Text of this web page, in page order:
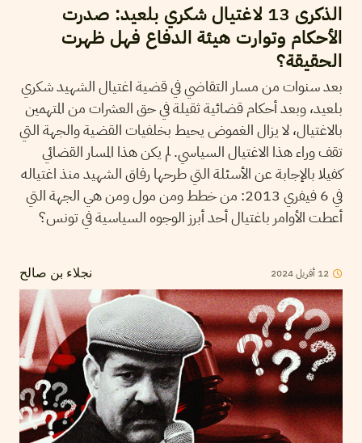
الذكرى 13 لاغتيال شكري بلعيد: صدرت
الأحكام وتوارت هيئة الدفاع فهل ظهرت
الحقيقة؟
بعد سنوات من مسار التقاضي في قضية اغتيال الشهيد شكري
بلعيد، وبعد أحكام قضائية ثقيلة في حق العشرات من المتهمين
بالاغتيال، لا يزال الغموض يحيط بخلفيات القضية والجهة التي
تقف وراء هذا الاغتيال السياسي. لم يكن هذا المسار القضائي
كفيلا بالإجابة عن الأسئلة التي طرحها رفاق الشهيد منذ اغتياله
في 6 فيفري 2013: من خطط ومن مول ومن هي الجهة التي
أعطت الأوامر باغتيال أحد أبرز الوجوه السياسية في تونس؟
نجلاء بن صالح 12 أفريل2024